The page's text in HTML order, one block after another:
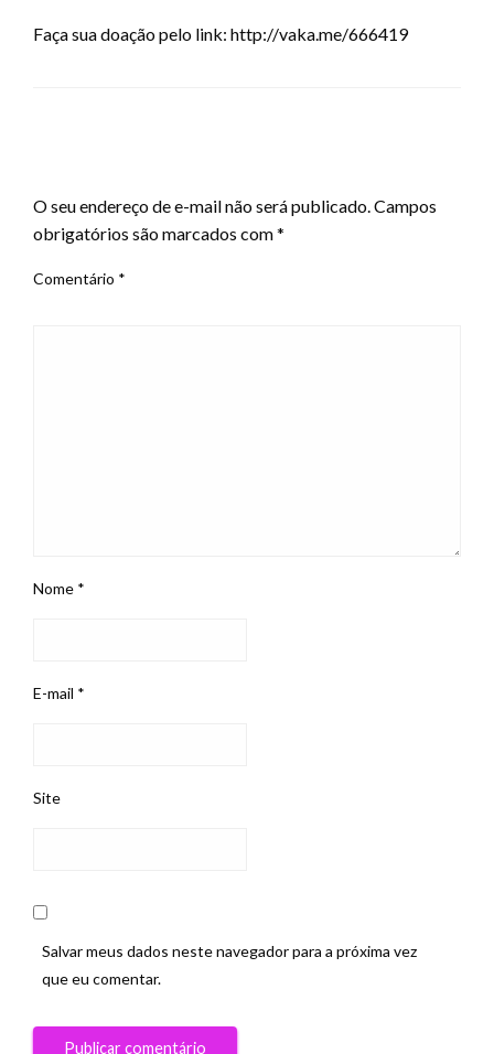
Faça sua doação pelo link: http://vaka.me/666419
O seu endereço de e-mail não será publicado.Campos
obrigatórios são marcados com*
Comentário *
Nome *
E-mail *
Site
Salvar meus dados neste navegador para a próxima vez
que eu comentar.